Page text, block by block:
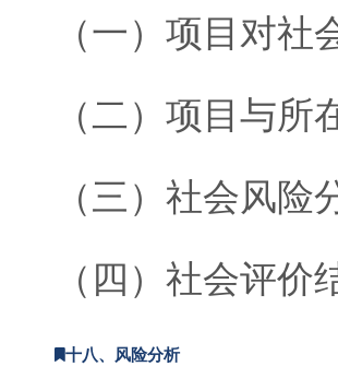
（一）项目对社
（二）项目与
（三）社会风险
（四）社会评价
十八、风险分析